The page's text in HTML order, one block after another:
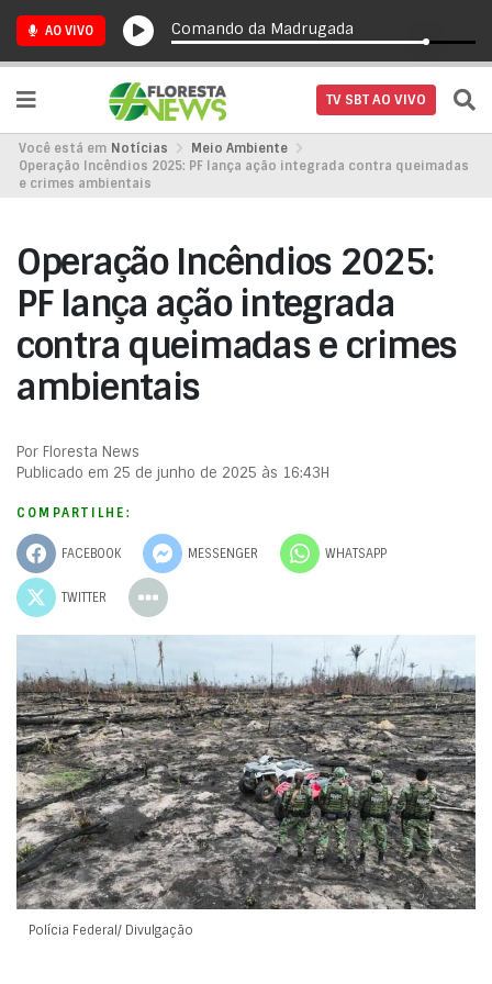
AO VIVO Comando da Madrugada
TV SBT AO VIVO
Você está em Notícias
Meio Ambiente
Operação Incêndios 2025: PF lança ação integrada contra queimadas
e crimes ambientais
Operação Incêndios 2025:
PF lança ação integrada
contra queimadas e crimes
ambientais
Por Floresta News
Publicado em 25 de junho de 2025 às 16:43H
COMPARTILHE:
FACEBOOK MESSENGER WHATSAPP
TWITTER
Polícia Federal/ Divulgação